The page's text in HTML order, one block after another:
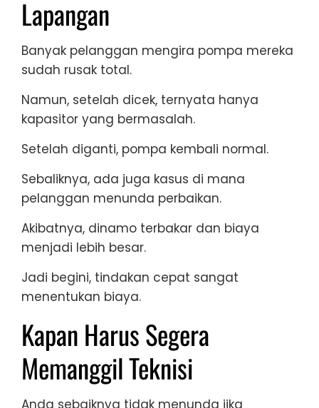
Lapangan
Banyak pelanggan mengira pompa mereka
sudah rusak total.
Namun, setelah dicek, ternyata hanya
kapasitor yang bermasalah.
Setelah diganti, pompa kembali normal.
Sebaliknya, ada juga kasus di mana
pelanggan menunda perbaikan.
Akibatnya, dinamo terbakar dan biaya
menjadi lebih besar.
Jadi begini, tindakan cepat sangat
menentukan biaya.
Kapan Harus Segera
Memanggil Teknisi